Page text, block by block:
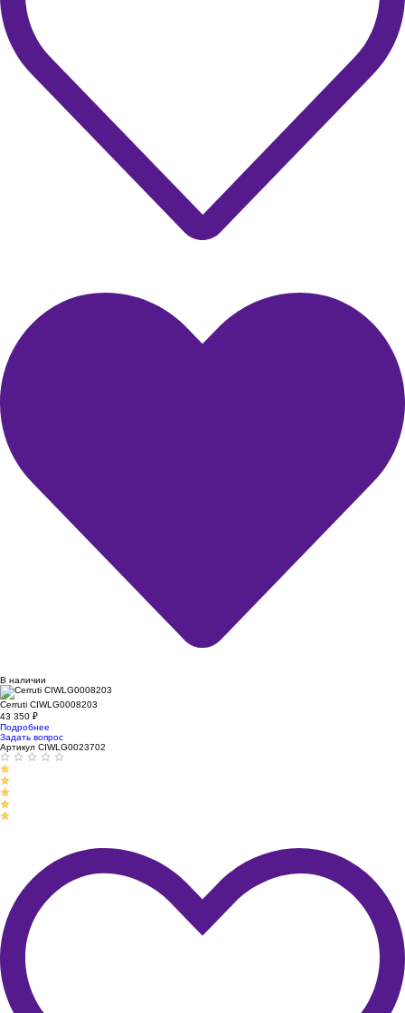
В наличии
Cerruti CIWLG0008203
43 350 ₽
Подробнее
Задать вопрос
Артикул CIWLG0023702